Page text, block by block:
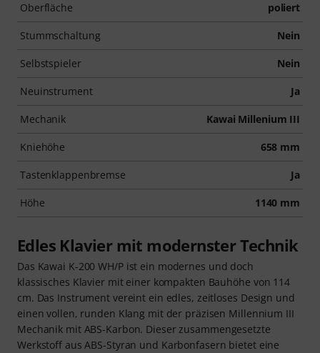
Oberfläche poliert
Stummschaltung Nein
Selbstspieler Nein
Neuinstrument Ja
Mechanik Kawai Millenium III
Kniehöhe 658 mm
Tastenklappenbremse Ja
Höhe 1140 mm
Edles Klavier mit modernster Technik
Das Kawai K-200 WH/P ist ein modernes und doch
klassisches Klavier mit einer kompakten Bauhöhe von 114
cm. Das Instrument vereint ein edles, zeitloses Design und
einen vollen, runden Klang mit der präzisen Millennium III
Mechanik mit ABS-Karbon. Dieser zusammengesetzte
Werkstoff aus ABS-Styran und Karbonfasern bietet eine